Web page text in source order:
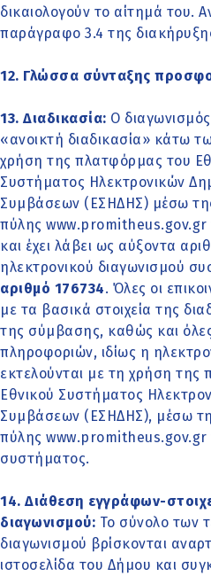
δικαιολογούν το αίτημά του.
παράγραφο 3.4 της
12. Γλώσσα σύνταξης
13. Διαδικασία: Ο
«ανοικτή διαδικασία» κάτω
χρήση της πλατφόρμας του
Συστήματος Ηλεκτρονικών
Συμβάσεων (ΕΣΗΔΗΣ) μέσω
πύλης www.promitheus.gov.gr
και έχει λάβει ως αύξοντα
ηλεκτρονικού διαγωνισµού
αριθµό 176734. Όλες οι
με τα βασικά στοιχεία της
της σύμβασης, καθώς και
πληροφοριών, ιδίως η
εκτελούνται με τη χρήση της
Εθνικού Συστήματος
Συμβάσεων (ΕΣΗΔΗΣ), μέσω
πύλης
συστήματος.
14. Διάθεση εγγράφων-
διαγωνισμού: Το σύνολο των
διαγωνισμού βρίσκονται
ιστοσελίδα του Δήμου και